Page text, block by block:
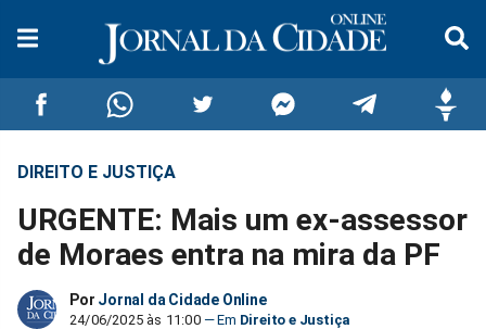
Compartilhar
no
Facebook
Compartilhar
no
Whatsapp
Compartilhar
no
Twitter
no
Messenger
no
no
DIREITO E JUSTIÇA
URGENTE: Mais um ex-assessor
de Moraes entra na mira da PF
Por Jornal da Cidade Online
24/06/2025 às 11:00 Direito e Justiça